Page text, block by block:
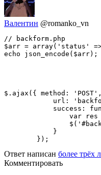
Валентин @romanko_vn
// backform.php
$arr = array('status'
echo json_encode($arr);
$.ajax({ method: 'POST',
url:
success:
var res
            }
        });
Ответ написан более трёх
Комментировать